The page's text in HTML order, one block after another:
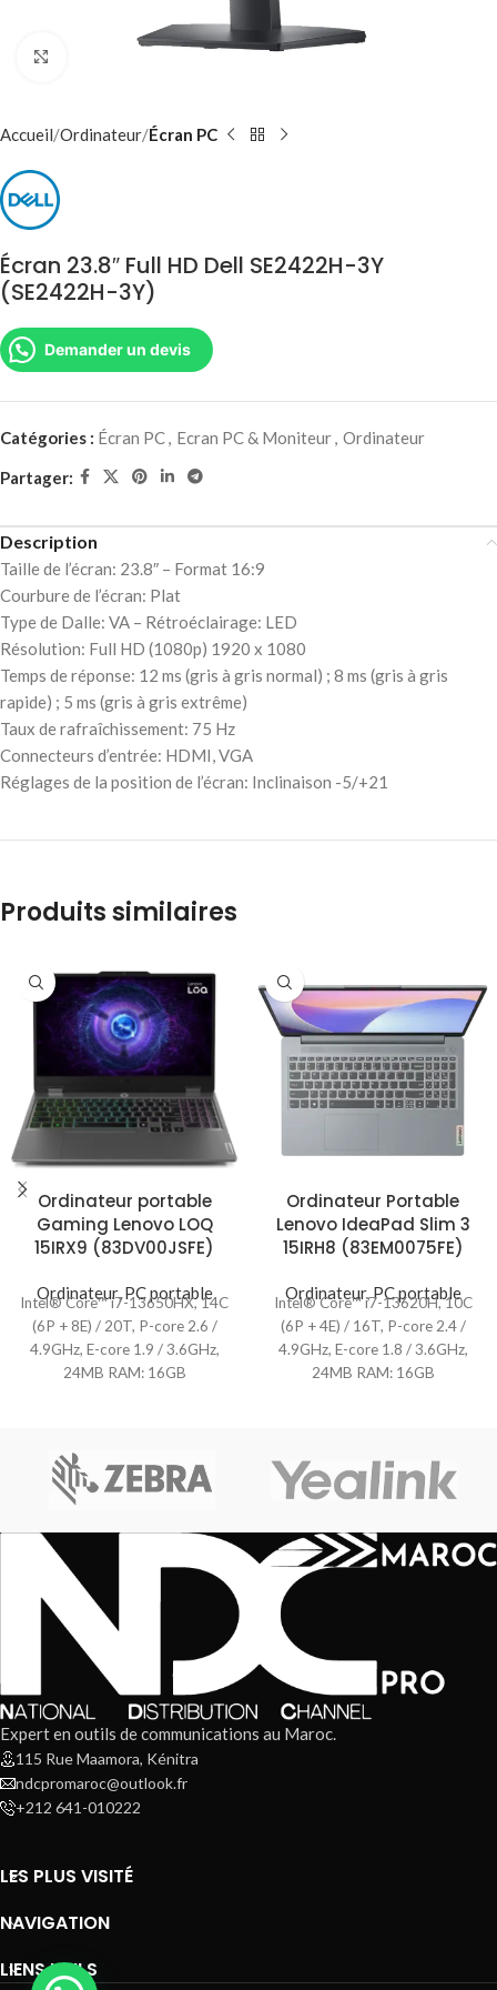
Accueil Ordinateur Écran PC
Écran 23.8″ Full HD Dell SE2422H-3Y
(SE2422H-3Y)
Demander un devis
Catégories : Écran PC, Ecran PC & Moniteur, Ordinateur
Partager:
Description
Taille de l’écran: 23.8″ – Format 16:9
Courbure de l’écran: Plat
Type de Dalle: VA – Rétroéclairage: LED
Résolution: Full HD (1080p) 1920 x 1080
Temps de réponse: 12 ms (gris à gris normal) ; 8 ms (gris à gris
rapide) ; 5 ms (gris à gris extrême)
Taux de rafraîchissement: 75 Hz
Connecteurs d’entrée: HDMI, VGA
Réglages de la position de l’écran: Inclinaison -5/+21
Produits similaires
Ordinateur portable
Gaming Lenovo LOQ
15IRX9 (83DV00JSFE)
Ordinateur,PC portable
Intel® Core™ i7-13650HX, 14C
(6P + 8E) / 20T, P-core 2.6 /
4.9GHz, E-core 1.9 / 3.6GHz,
24MB RAM: 16GB
Ordinateur Portable
Lenovo IdeaPad Slim 3
15IRH8 (83EM0075FE)
Ordinateur,PC portable
Intel® Core™ i7-13620H, 10C
(6P + 4E) / 16T, P-core 2.4 /
4.9GHz, E-core 1.8 / 3.6GHz,
24MB RAM: 16GB
Expert en outils de communications au Maroc.
115 Rue Maamora, Kénitra
ndcpromaroc@outlook.fr
+212 641-010222
LES PLUS VISITÉ
NAVIGATION
LIENS UTILS